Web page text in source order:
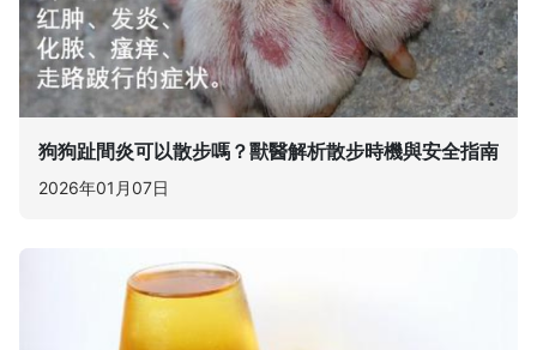
狗狗趾間炎可以散步嗎？獸醫解析散步時機與安全指南
2026年01月07日